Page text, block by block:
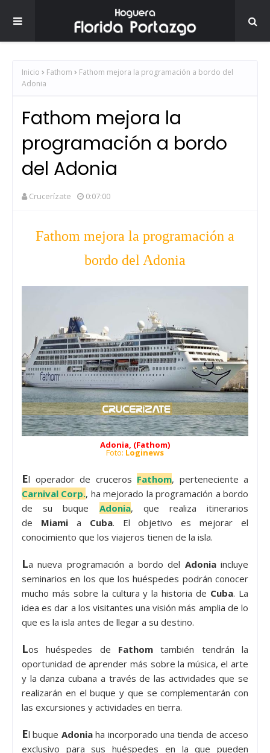
Inicio Fathom
Fathom mejora la programación a bordo del
Adonia
Fathom mejora la
programación a bordo
del Adonia
Crucerízate 0:07:00
Fathom mejora la programación a
bordo del Adonia
Adonia, (Fathom)
Foto: Loginews
El operador de cruceros Fathom, perteneciente a
Carnival Corp., ha mejorado la programación a bordo
de su buque Adonia, que realiza itinerarios
de Miamia Cuba. El objetivo es mejorar el
conocimiento que los viajeros tienen de la isla.
La nueva programación a bordo del Adoniaincluye
seminarios en los que los huéspedes podrán conocer
mucho más sobre la cultura y la historia de Cuba. La
idea es dar a los visitantes una visión más amplia de lo
que es la isla antes de llegar a su destino.
Los huéspedes de Fathom también tendrán la
oportunidad de aprender más sobre la música, el arte
y la danza cubana a través de las actividades que se
realizarán en el buque y que se complementarán con
las excursiones y actividades en tierra.
El buque Adoniaha incorporado una tienda de acceso
exclusivo para sus huéspedes en la que pueden